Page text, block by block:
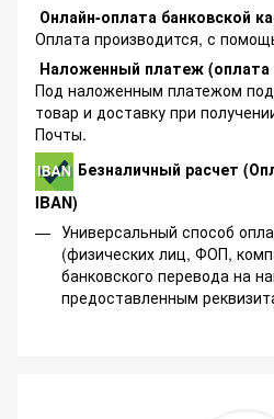
Онлайн-оплата банковской
Оплата производится, с
Наложенный платеж (оплата
Под наложенным платежом
товар и доставку при
Почты.
Безналичный расчет
IBAN)
Универсальный способ
(физических лиц, ФОП,
банковского перевода на
предоставленным